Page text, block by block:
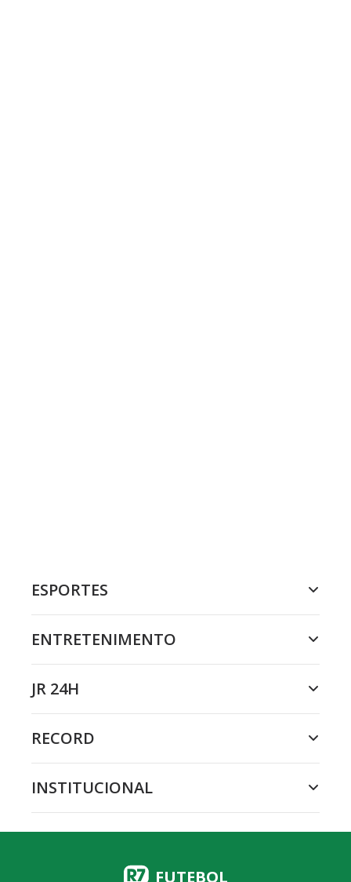
ESPORTES
ENTRETENIMENTO
JR 24H
RECORD
INSTITUCIONAL
FUTEBOL